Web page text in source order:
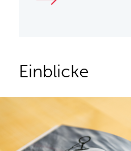
Einblicke